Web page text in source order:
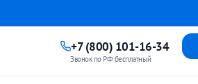
+7 (800) 101-16-34
Звонок по РФ бесплатный